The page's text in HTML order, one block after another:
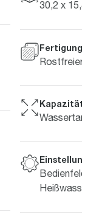
30,2 x
Kapazität